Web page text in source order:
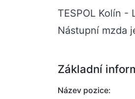
TESPOL Kolín -
Nástupní mzda
Základní
Název pozice: